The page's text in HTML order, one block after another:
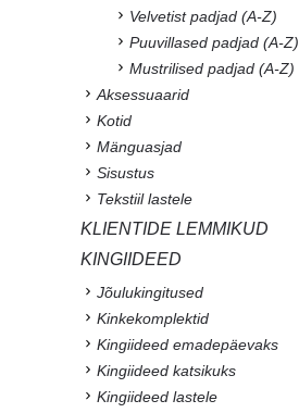
Velvetist padjad (A-Z)
Puuvillased padjad (A-Z)
Mustrilised padjad (A-Z)
Aksessuaarid
Kotid
Mänguasjad
Sisustus
Tekstiil lastele
KLIENTIDE LEMMIKUD
KINGIIDEED
Jõulukingitused
Kinkekomplektid
Kingiideed emadepäevaks
Kingiideed katsikuks
Kingiideed lastele